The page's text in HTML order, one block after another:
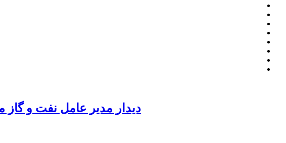
دیدار مدیر عامل نفت و گاز